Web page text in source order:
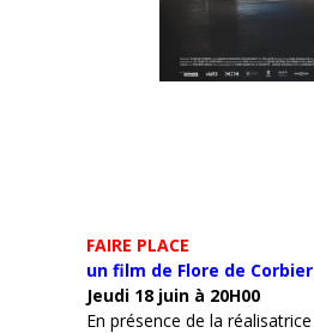
FAIRE PLACE
un film de Flore de Corbier
Jeudi 18 juin à 20H00
En présence de la réalisatrice